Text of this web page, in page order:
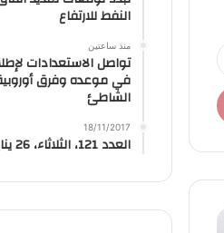
النفط للارتفاع
منذ ساعتين
تواصل الاستعدادات
في موعده وفرق
الشاطئ
18/11/2017
العدد 121، الثلاثاء، 26 يناير 2016